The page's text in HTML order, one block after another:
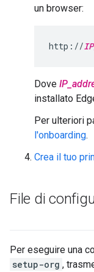
un browser:
http://
Dove
installato
Per ulteriori
l'onboarding.
Crea il tuo
File di
Per eseguire una
setup-org ,